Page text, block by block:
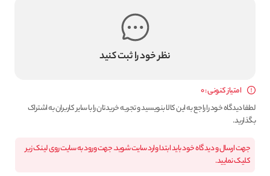
نظر خود را ثبت کنید
امتیاز کنونی : 0
لطفا دیدگاه خود را راجع به این کالا بنویسید و تجربه خریدتان را با سایر کاربران به اشتراک
بگذارید.
جهت ارسال و دیدگاه خود باید ابتدا وارد سایت شوید. جهت ورود به سایت روی لینک زیر
کلیک نمایید.